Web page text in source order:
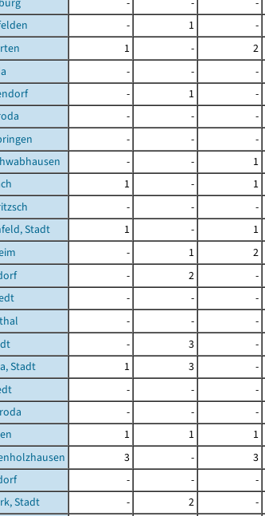
- 1 -
1 - 2
- - -
- 1 -
- - -
- - -
- - 1
1 - 1
- - -
Stadt
1 - 1
- 1 2
- 2 -
- - -
- - -
- 3
-
Stadt
1 3 -
- -
-
- - -
1 1 1
3 - 3
- - -
Stadt
- 2 -